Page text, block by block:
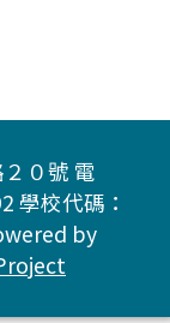
０號 電
學校代碼：
by